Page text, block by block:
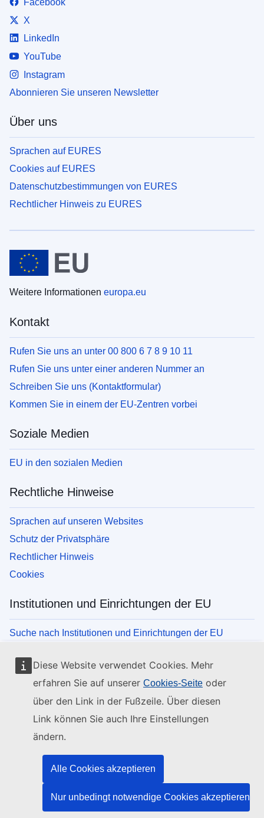
Diese Website verwendet Cookies. Mehr
erfahren Sie auf unserer Cookies-Seite oder
über den Link in der Fußzeile. Über diesen
Link können Sie auch Ihre Einstellungen
ändern.
Alle Cookies akzeptieren
Nur unbedingt notwendige Cookies akzeptieren
X
LinkedIn
YouTube
Instagram
Abonnieren Sie unseren Newsletter
Über uns
Sprachen auf EURES
Cookies auf EURES
Datenschutzbestimmungen von EURES
Rechtlicher Hinweis zu EURES
Weitere Informationen europa.eu
Kontakt
Rufen Sie uns an unter 00 800 6 7 8 9 10 11
Rufen Sie uns unter einer anderen Nummer an
Schreiben Sie uns (Kontaktformular)
Kommen Sie in einem der EU-Zentren vorbei
Soziale Medien
EU in den sozialen Medien
Rechtliche Hinweise
Sprachen auf unseren Websites
Schutz der Privatsphäre
Rechtlicher Hinweis
Cookies
Institutionen und Einrichtungen der EU
Suche nach Institutionen und Einrichtungen der EU